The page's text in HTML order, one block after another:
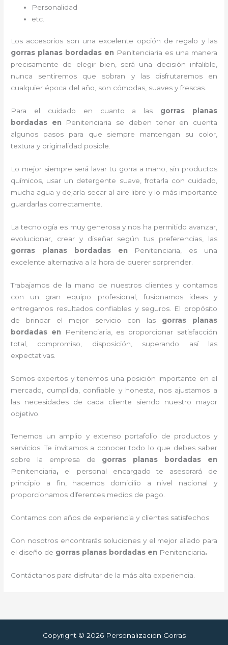
Personalidad
etc.
Los accesorios son una excelente opción de regalo y las
gorras planas bordadas en Penitenciaria es una manera
precisamente de elegir bien, será una decisión infalible,
nunca sentiremos que sobran y las disfrutaremos en
cualquier época del año, son cómodas, suaves y frescas.
Para el cuidado en cuanto a las gorras planas
bordadas en Penitenciaria
se deben tener en cuenta
algunos pasos para que siempre mantengan su color,
textura y originalidad posible.
Lo mejor siempre será lavar tu gorra a mano, sin productos
químicos, usar un detergente suave, frotarla con cuidado,
mucha agua y dejarla secar al aire libre y lo más importante
guardarlas correctamente.
La tecnología es muy generosa y nos ha permitido avanzar,
evolucionar, crear y diseñar según tus preferencias, las
gorras planas bordadasen
Penitenciaria, es una
excelente alternativa a la hora de querer sorprender.
Trabajamos de la mano de nuestros clientes y contamos
con un gran equipo profesional, fusionamos ideas y
entregamos resultados confiables y seguros. El propósito
de brindar el mejor servicio con las gorras planas
bordadas en
Penitenciaria, es proporcionar satisfacción
total, compromiso, disposición, superando así las
expectativas.
Somos expertos y tenemos una posición importante en el
mercado, cumplida, confiable y honesta, nos ajustamos a
las necesidades de cada cliente siendo nuestro mayor
objetivo.
Tenemos un amplio y extenso portafolio de productos y
servicios. Te invitamos a conocer todo lo que debes saber
sobre la empresa de gorras planas bordadas en
Penitenciaria, el personal encargado te asesorará de
principio a fin, hacemos domicilio a nivel nacional y
proporcionamos diferentes medios de pago.
Contamos con años de experiencia y clientes satisfechos.
Con nosotros encontrarás soluciones y el mejor aliado para
el diseño de gorras planas bordadas en Penitenciaria.
Contáctanos para disfrutar de la más alta experiencia.
Copyright © 2026 Personalizacion Gorras